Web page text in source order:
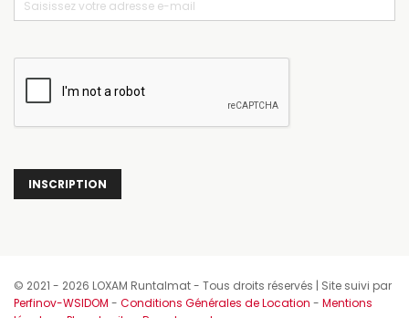
CAPTCHA
© 2021 - 2026 LOXAM Runtalmat - Tous droits réservés | Site suivi par
Perfinov-WSIDOM - Conditions Générales de Location - Mentions